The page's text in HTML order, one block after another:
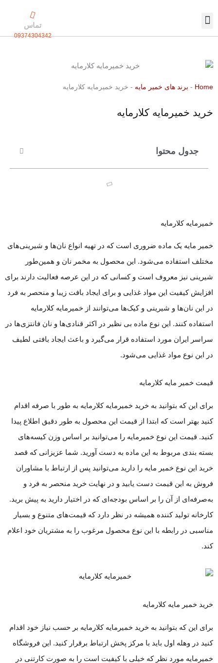
تماس
09374304342
Home
- برند های خمیر مایه - خرید خمیرمایه کلارمایه
خرید خمیرمایه کلارمایه
جدول محتوا
خمیرمایه کلارمایه
خمیر مایه یک ماده ضروری است که در تهیه انواع نان‌ها و شیرینی‌های
مختلف استفاده می‌شود. این محصول به مخمر نان و همین‌طور
شیرینی نیز معروف است و کسانی که در این عرصه فعالیت دارند برای
افزایش کیفیت این مواد غذایی و برای ایجاد بافت زیبا و منحصر به فرد
در این نان‌ها و شیرینی و کیک‌ها می‌توانند از خمیرمایه کلارمایه
استفاده کنند. این نوع ماده بی نظیر در اکثر قنادی‌ها و نان فانتزی‌ها در
سراسر ایران مورد استفاده قرار می‌گیرد و باعث ایجاد بافتی لطیف
در این نوع مواد غذایی می‌شود.
قیمت خمیر مایه کلارمایه
برای این که بتوانید به خرید خمیرمایه کلارمایه به طور با صرفه اقدام
کنید بهتر است که ابتدا از قیمت این محصول به طور دقیق اطلاع پیدا
کنید. قیمت این نوع خمیرمایه را می‌توانید بر اساس وزن کیسه‌های
بسته بندی مربوط به این ماده به دست آورید. شما عزیزانی که قصد
خرید این نوع خمیر مایه را دارید می‌توانید پس از ارتباط با مشاوران
فروش به این قیمت دست یابید و در نهایت خرید منحصر به فرد و
به‌صرفه‌ای از آن را بر اساس بودجه‌ای که در اختیار دارید به پیش برید.
کارخانه تولید کننده همیشه در نظر دارد که قیمت‌های متنوع و بسیار
مناسبی در رابطه با این نوع محصول مرغوب را به مشتریان خود اعلام
کند.
خرید خمیر مایه کلارمایه
برای این که بتوانید به خرید خمیرمایه کلارمایه بر حسب نیاز خود اقدام
کنید در وهله اول باید با مرکز پخش ارتباط برقرار کنید. این فروشگاه
خمیرمایه مورد نظر که خیلی با کیفیت است را به صورت کارتنی در